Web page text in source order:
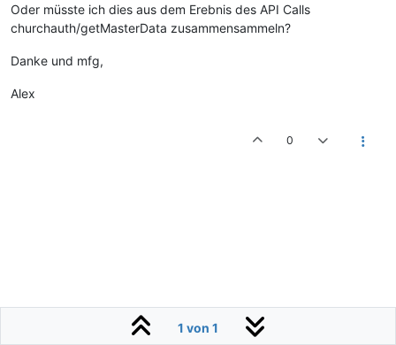
Oder müsste ich dies aus dem Erebnis des API Calls
churchauth/getMasterData zusammensammeln?
Danke und mfg,
Alex
0
1 von 1